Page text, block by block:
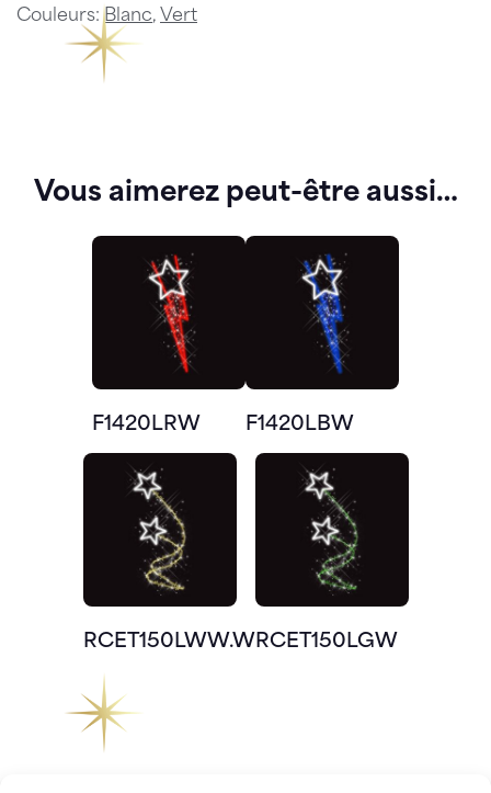
Couleurs:Blanc, Vert
Vous aimerez peut-être aussi…
F1420LRW F1420LBW
RCET150LWW.W RCET150LGW